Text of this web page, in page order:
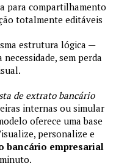
para compartilhamento
totalmente editáveis
estrutura lógica —
sem perda
de extrato bancário
internas ou simular
oferece uma base
personalize e
bancário empresarial